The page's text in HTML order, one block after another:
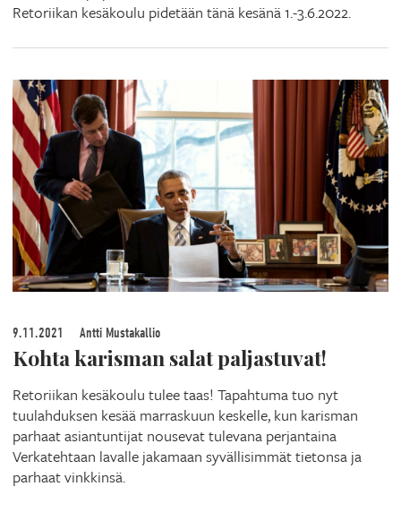
Retoriikan kesäkoulu pidetään tänä kesänä 1.-3.6.2022.
9.11.2021 Antti Mustakallio
Kohta karisman salat paljastuvat!
Retoriikan kesäkoulu tulee taas! Tapahtuma tuo nyt
tuulahduksen kesää marraskuun keskelle, kun karisman
parhaat asiantuntijat nousevat tulevana perjantaina
Verkatehtaan lavalle jakamaan syvällisimmät tietonsa ja
parhaat vinkkinsä.